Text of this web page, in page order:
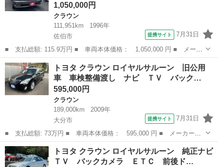
1,050,000円
クラウン
111,951km
1996年
佐伯市
提携サイト 7月31日
■ 支払総額: 115.9万円 ■ 車両本体価格： 1,050,000 円 ■ メーカ
ー名： トヨタ ■ 車種名： クラウンマジェスタ ■ グレード
名： Ｅタイプ ワンオーナー 禁煙車 １０１５０５ｋｍ時タイミ
ングベルト交...
大分 佐伯市 クラウン
トヨタ クラウン ロイヤルサルーン 旧公用
車 車検整備渡し ナビ ＴＶ バック…
595,000円
クラウン
189,000km
2009年
大分市
提携サイト 7月31日
■ 支払総額: 73万円 ■ 車両本体価格： 595,000 円 ■ メーカー
名： トヨタ ■ 車種名： クラウン ■ グレード名： ロイヤルサ
ルーン 旧公用車 車検整備渡し ナビ ＴＶ バックカメラ Ｂｌ
ｕｅｔｏｏｔｈ ...
大分 大分市 クラウン
トヨタ クラウン ロイヤルサルーン 純正ナビ
ＴＶ バックカメラ ＥＴＣ 前後ド…